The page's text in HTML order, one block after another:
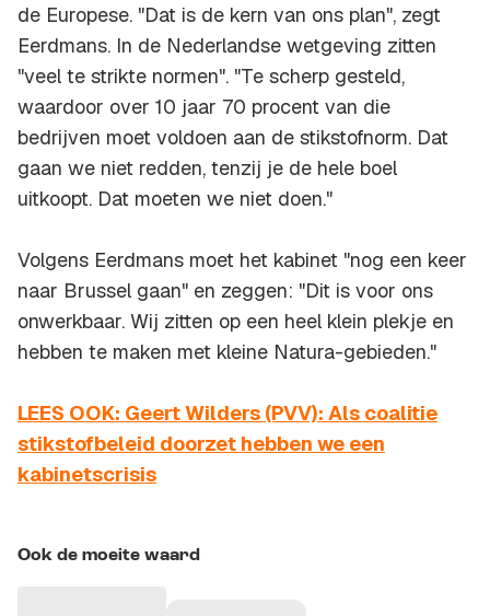
de Europese. "Dat is de kern van ons plan", zegt
Eerdmans. In de Nederlandse wetgeving zitten
"veel te strikte normen". "Te scherp gesteld,
waardoor over 10 jaar 70 procent van die
bedrijven moet voldoen aan de stikstofnorm. Dat
gaan we niet redden, tenzij je de hele boel
uitkoopt. Dat moeten we niet doen."
Volgens Eerdmans moet het kabinet "nog een keer
naar Brussel gaan" en zeggen: "Dit is voor ons
onwerkbaar. Wij zitten op een heel klein plekje en
hebben te maken met kleine Natura-gebieden."
LEES OOK: Geert Wilders (PVV): Als coalitie
stikstofbeleid doorzet hebben we een
kabinetscrisis
Ook de moeite waard